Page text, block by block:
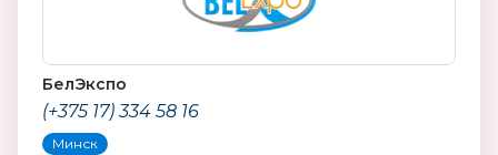
БелЭкспо
(+375 17) 334 58 16
Минск